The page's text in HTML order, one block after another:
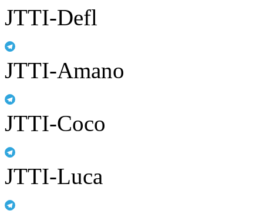
JTTI-Defl
JTTI-Amano
JTTI-Coco
JTTI-Luca